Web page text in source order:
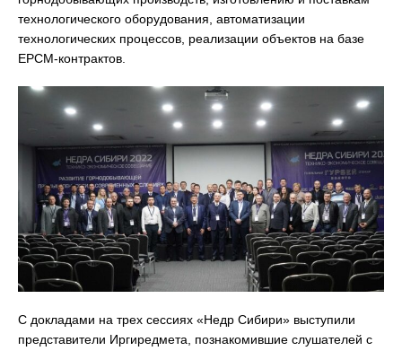
технологического оборудования, автоматизации
технологических процессов, реализации объектов на базе
EPCM-контрактов.
С докладами на трех сессиях «Недр Сибири» выступили
представители Иргиредмета, познакомившие слушателей с